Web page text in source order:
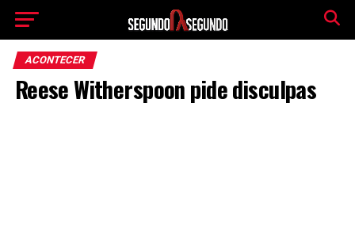
ACONTECER
Reese Witherspoon pide disculpas